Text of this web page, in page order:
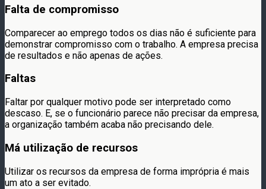
Falta de compromisso
Comparecer ao emprego todos os dias não é suficiente para
demonstrar compromisso com o trabalho. A empresa precisa
de resultados e não apenas de ações.
Faltas
Faltar por qualquer motivo pode ser interpretado como
descaso. E, se o funcionário parece não precisar da empresa,
a organização também acaba não precisando dele.
Má utilização de recursos
Utilizar os recursos da empresa de forma imprópria é mais
um ato a ser evitado.